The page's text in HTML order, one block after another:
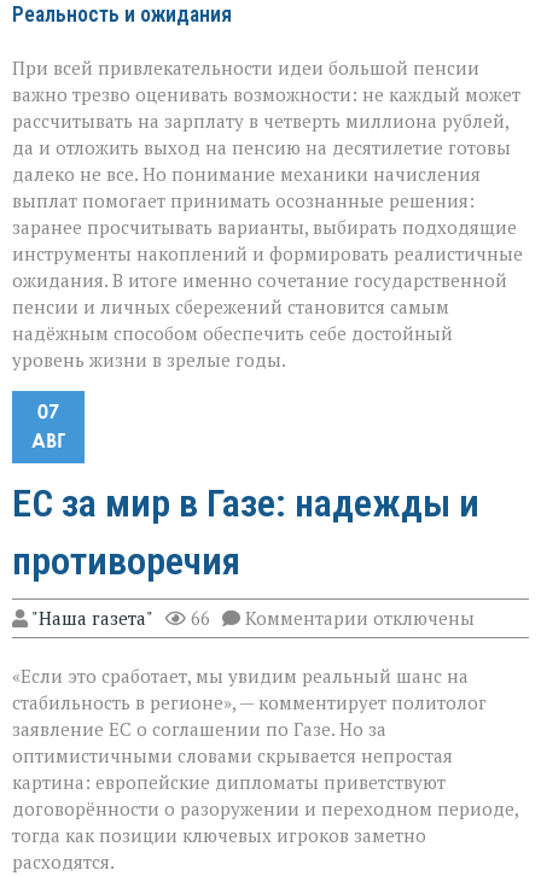
Реальность и ожидания
При всей привлекательности идеи большой пенсии
важно трезво оценивать возможности: не каждый может
рассчитывать на зарплату в четверть миллиона рублей,
да и отложить выход на пенсию на десятилетие готовы
далеко не все. Но понимание механики начисления
выплат помогает принимать осознанные решения:
заранее просчитывать варианты, выбирать подходящие
инструменты накоплений и формировать реалистичные
ожидания. В итоге именно сочетание государственной
пенсии и личных сбережений становится самым
надёжным способом обеспечить себе достойный
уровень жизни в зрелые годы.
07
АВГ
ЕС за мир в Газе: надежды и
противоречия
"Наша газета" 66 Комментарии к
записи
за
мир
Газе:
надежды
и
противоречия
отключены
«Если это сработает, мы увидим реальный шанс на
стабильность в регионе», — комментирует политолог
заявление ЕС о соглашении по Газе. Но за
оптимистичными словами скрывается непростая
картина: европейские дипломаты приветствуют
договорённости о разоружении и переходном периоде,
тогда как позиции ключевых игроков заметно
расходятся.